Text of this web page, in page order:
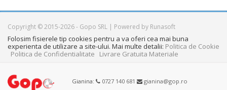
Copyright © 2015-2026 - Gopo SRL | Powered by Runasoft
Folosim fisierele tip cookies pentru a va oferi cea mai buna
experienta de utilizare a site-ului. Mai multe detalii: Politica de Cookie
Politica de Confidentialitate
Livrare Gratuita Materiale
Gianina: 0727 140 681 gianina@gop.ro